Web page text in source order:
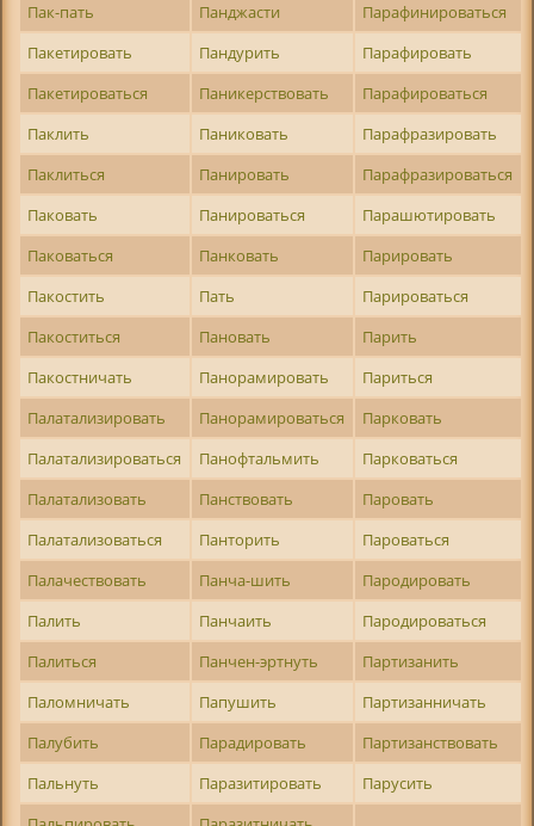
Пак-пать
Панджасти
Парафинироваться
Пакетировать
Пандурить
Парафировать
Пакетироваться
Паникерствовать
Парафироваться
Паклить
Паниковать
Парафразировать
Паклиться
Панировать
Парафразироваться
Паковать
Панироваться
Парашютировать
Паковаться
Панковать
Парировать
Пакостить
Пать
Парироваться
Пакоститься
Пановать
Парить
Пакостничать
Панорамировать
Париться
Палатализировать
Панорамироваться
Парковать
Палатализироваться
Панофтальмить
Парковаться
Палатализовать
Панствовать
Паровать
Палатализоваться
Панторить
Пароваться
Палачествовать
Панча-шить
Пародировать
Палить
Панчаить
Пародироваться
Палиться
Панчен-эртнуть
Партизанить
Паломничать
Папушить
Партизанничать
Палубить
Парадировать
Партизанствовать
Пальнуть
Паразитировать
Парусить